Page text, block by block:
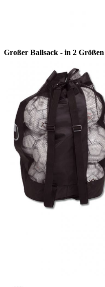
Großer Ballsack - in 2